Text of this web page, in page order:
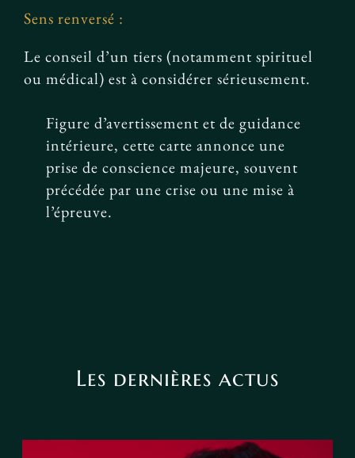
Sens renversé :
Le conseil d’un tiers (notamment spirituel
ou médical) est à considérer sérieusement.
Figure d’avertissement et de guidance
intérieure, cette carte annonce une
prise de conscience majeure, souvent
précédée par une crise ou une mise à
l’épreuve.
Les dernières actus